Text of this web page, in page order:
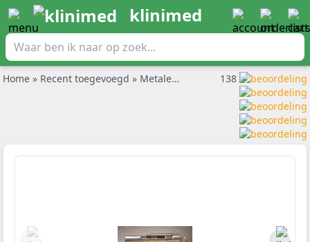
klinimed
Home » Recent toegevoegd » Metalen polsteller een half minuut 138